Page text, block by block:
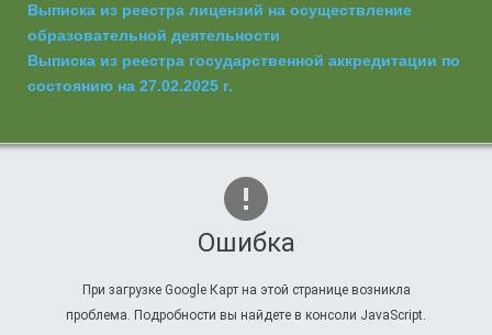
Выписка из реестра лицензий на осуществление
образовательной деятельности
Выписка из реестра государственной аккредитации по
состоянию на 27.02.2025 г.
Ошибка
При загрузке Google Карт на этой странице возникла
проблема. Подробности вы найдете в консоли JavaScript.